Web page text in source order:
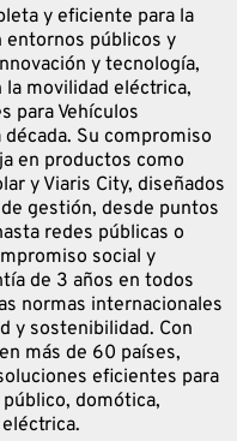
y eficiente para la
entornos públicos y
y tecnología,
movilidad eléctrica,
para Vehículos
Su compromiso
en productos como
y Viaris City, diseñados
gestión, desde puntos
redes públicas o
social y
de 3 años en todos
normas internacionales
y sostenibilidad. Con
más de 60 países,
eficientes para
domótica,